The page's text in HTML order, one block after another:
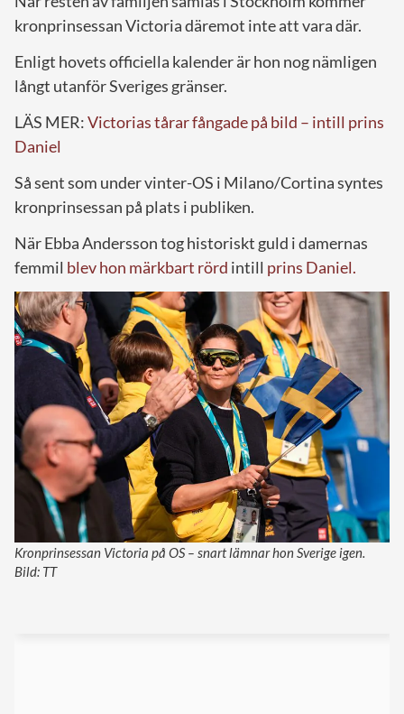
kronprinsessan Victoria däremot inte att vara där.
Enligt hovets officiella kalender är hon nog nämligen
långt utanför Sveriges gränser.
LÄS MER:Victorias tårar fångade på bild – intill prins
Daniel
Så sent som under vinter-OS i Milano/Cortina syntes
kronprinsessan på plats i publiken.
När Ebba Andersson tog historiskt guld i damernas
femmil blev hon märkbart rörd intill prins Daniel.
Kronprinsessan Victoria på OS – snart lämnar hon Sverige igen.
Bild: TT